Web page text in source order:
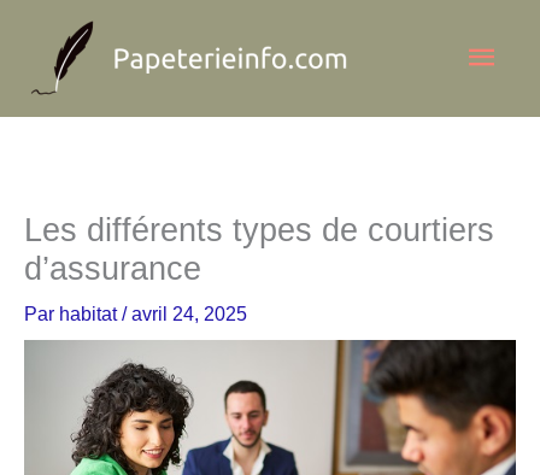
contenu
Les différents types de courtiers
d’assurance
Par habitat/avril 24, 2025